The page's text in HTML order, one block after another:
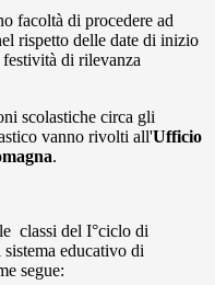
facoltà di procedere ad
rispetto delle date di inizio
di rilevanza
scolastiche circa gli
vanno rivolti all'Ufficio
.
classi del I°ciclo di
educativo di
segue: